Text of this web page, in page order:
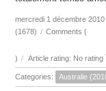
mercredi 1 décembre 2010
(1678) / Comments (
) / Article rating: No rating
Categories: Australie